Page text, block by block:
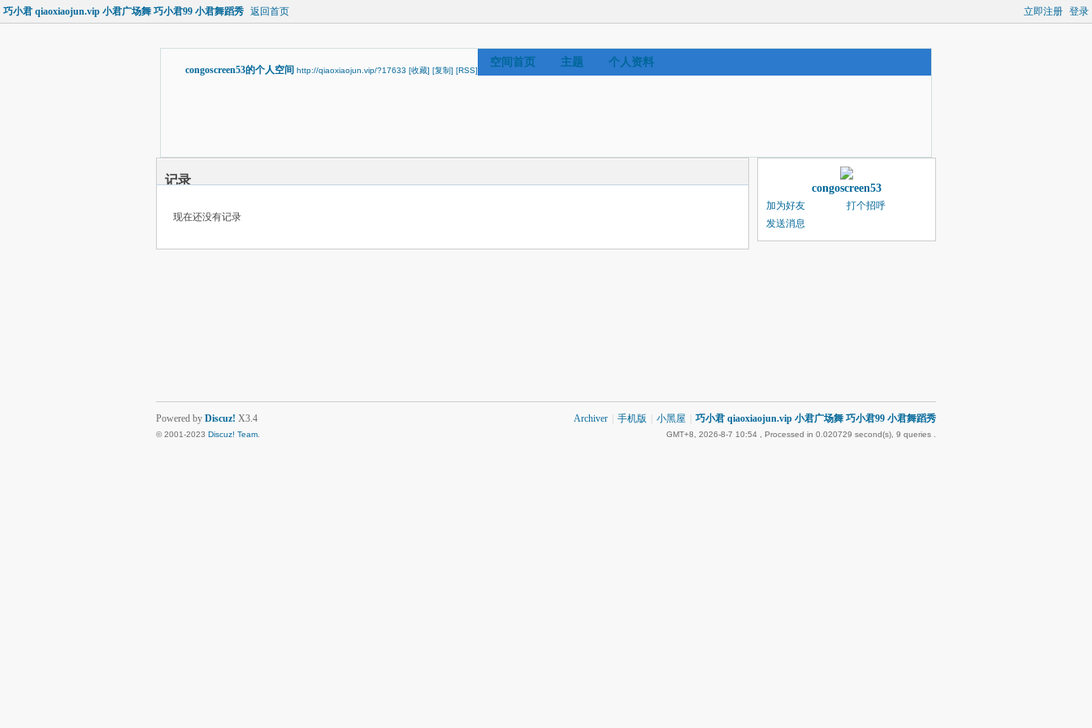
立即注册 登录
巧小君 qiaoxiaojun.vip 小君广场舞 巧小君99 小君舞蹈秀 返回首页
congoscreen53的个人空间 http://qiaoxiaojun.vip/?17633 [收藏] [复制] [RSS]
空间首页 主题 个人资料
记录
现在还没有记录
congoscreen53
加为好友
打个招呼
发送消息
Archiver 手机版 小黑屋 巧小君 qiaoxiaojun.vip 小君广场舞 巧小君99 小君舞蹈秀
GMT+8, 2026-8-7 10:54 , Processed in 0.020729 second(s), 9 queries .
Powered by Discuz! X3.4
© 2001-2023 Discuz! Team